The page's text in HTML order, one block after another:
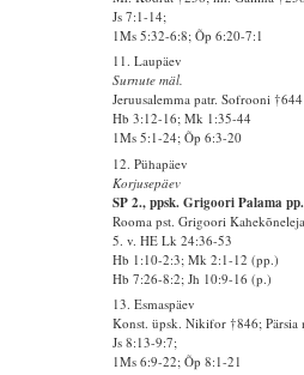
Js 7:1-14;
1Ms 5:32-6:8; Õp 6:20-7:1
11. Laupäev
Surnute mäl.
Jeruusalemma patr. Sofrooni †644
Hb 3:12-16; Mk 1:35-44
1Ms 5:1-24; Õp 6:3-20
12. Pühapäev
Korjusepäev
SP 2., ppsk. Grigoori Palama pp.
Rooma pst. Grigoori
5. v. HE Lk 24:36-53
Hb 1:10-2:3; Mk 2:1-12 (pp.)
Hb 7:26-8:2; Jh 10:9-16 (p.)
13. Esmaspäev
Konst. üpsk. Nikifor †846; Pärsia
Js 8:13-9:7;
1Ms 6:9-22; Õp 8:1-21